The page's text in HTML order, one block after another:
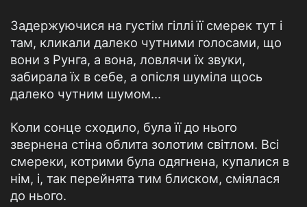
Задержуючися на густім гіллі її смерек тут і
там, кликали далеко чутними голосами, що
вони з Рунга, а вона, ловлячи їх звуки,
забирала їх в себе, а опісля шуміла щось
далеко чутним шумом...
Коли сонце сходило, була її до нього
звернена стіна облита золотим світлом. Всі
смереки, котрими була одягнена, купалися в
нім, і, так перейнята тим блиском, сміялася
до нього.